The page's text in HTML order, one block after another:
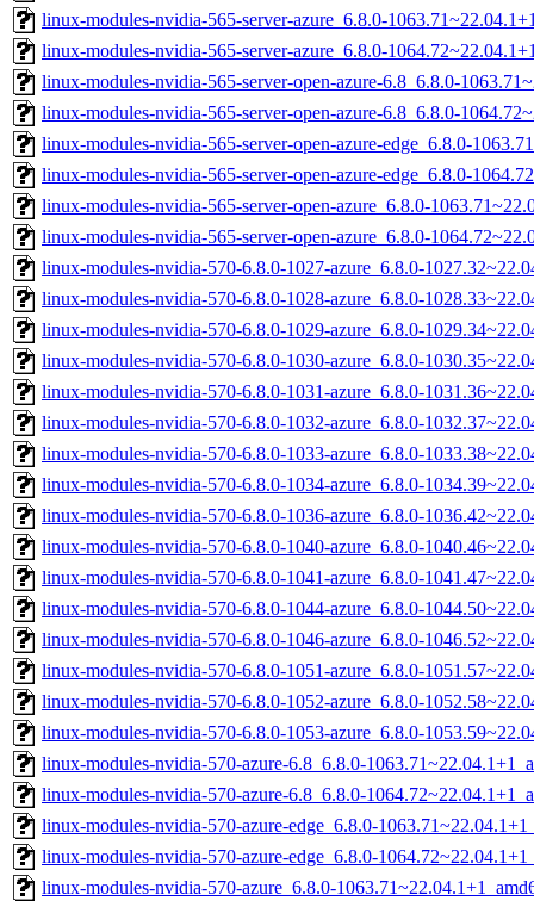
linux-modules-nvidia-565-server-azure_6.8.0-
linux-modules-nvidia-565-server-azure_6.8.0-
linux-modules-nvidia-565-server-open-azure-6.8_6.8.0-
linux-modules-nvidia-565-server-open-azure-6.8_6.8.0-
linux-modules-nvidia-565-server-open-azure-edge_6.8.0-
linux-modules-nvidia-565-server-open-azure-edge_6.8.0-
linux-modules-nvidia-565-server-open-azure_6.8.0-
linux-modules-nvidia-565-server-open-azure_6.8.0-
linux-modules-nvidia-570-6.8.0-1027-azure_6.8.0-
linux-modules-nvidia-570-6.8.0-1028-azure_6.8.0-
linux-modules-nvidia-570-6.8.0-1029-azure_6.8.0-
linux-modules-nvidia-570-6.8.0-1030-azure_6.8.0-
linux-modules-nvidia-570-6.8.0-1031-azure_6.8.0-
linux-modules-nvidia-570-6.8.0-1032-azure_6.8.0-
linux-modules-nvidia-570-6.8.0-1033-azure_6.8.0-
linux-modules-nvidia-570-6.8.0-1034-azure_6.8.0-
linux-modules-nvidia-570-6.8.0-1036-azure_6.8.0-
linux-modules-nvidia-570-6.8.0-1040-azure_6.8.0-
linux-modules-nvidia-570-6.8.0-1041-azure_6.8.0-
linux-modules-nvidia-570-6.8.0-1044-azure_6.8.0-
linux-modules-nvidia-570-6.8.0-1046-azure_6.8.0-
linux-modules-nvidia-570-6.8.0-1051-azure_6.8.0-
linux-modules-nvidia-570-6.8.0-1052-azure_6.8.0-
linux-modules-nvidia-570-6.8.0-1053-azure_6.8.0-
linux-modules-nvidia-570-azure-6.8_6.8.0-
linux-modules-nvidia-570-azure-6.8_6.8.0-
linux-modules-nvidia-570-azure-edge_6.8.0-
linux-modules-nvidia-570-azure-edge_6.8.0-
linux-modules-nvidia-570-azure_6.8.0-